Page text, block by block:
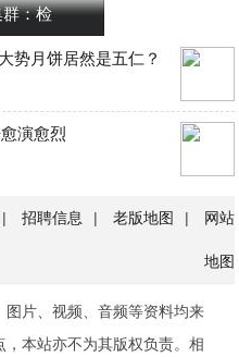
：检
势月饼居然是五仁？
演愈烈
| 招聘信息 | 老版地图 | 网站
地图
片、视频、音频等资料均来
本站亦不为其版权负责。相